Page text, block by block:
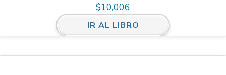
$10,006
IR AL LIBRO